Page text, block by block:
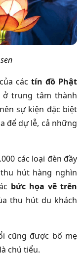
các tín đồ Phật
trung tâm thành
sự kiện đặc biệt
để dự lễ, cả những
các loại đèn đầy
hút hàng nghìn
bức họa vẽ trên
thu hút du khách
cũng được bố mẹ
chú tiểu.